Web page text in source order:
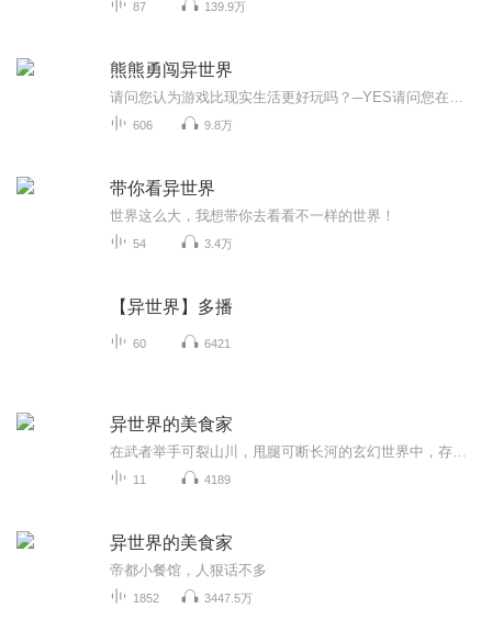
87 139.9万
熊熊勇闯异世界
606 9.8万
带你看异世界
世界这么大，我想带你去看看不一样的世界！
54 3.4万
【异世界】多播
60 6421
异世界的美食家
11 4189
异世界的美食家
帝都小餐馆，人狠话不多
1852 3447.5万